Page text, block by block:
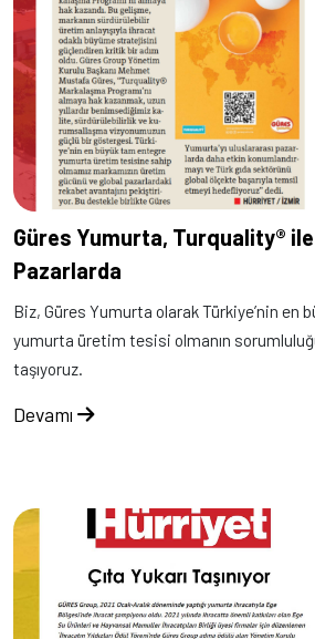
Güres Yumurta, Turquality®
Pazarlarda
Biz, Güres Yumurta olarak Türkiye’nin en
yumurta üretim tesisi olmanın
taşıyoruz.
Devamı